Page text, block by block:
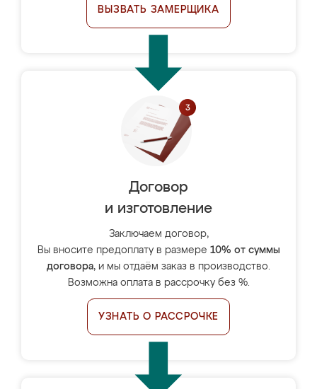
ВЫЗВАТЬ ЗАМЕРЩИКА
Договор
и изготовление
Заключаем договор,
Вы вносите предоплату в размере 10% от суммы
договора, и мы отдаём заказ в производство.
Возможна оплата в рассрочку без %.
УЗНАТЬ О РАССРОЧКЕ